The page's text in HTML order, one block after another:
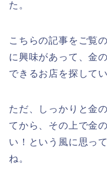
た。
こちらの記事をご覧
に興味があって、金
できるお店を探して
ただ、しっかりと金
てから、その上で金
い！という風に思っ
ね。